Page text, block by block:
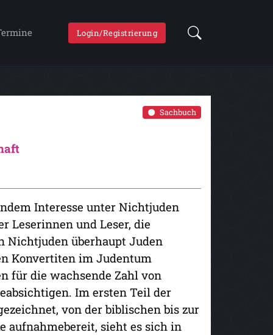
Login/Registrierung
Sachbuch
Interesse unter Nichtjuden
Leserinnen und Leser, die
Nichtjuden überhaupt Juden
Konvertiten im Judentum
für die wachsende Zahl von
Im ersten Teil der
von der biblischen bis zur
aufnahmebereit, sieht es sich in